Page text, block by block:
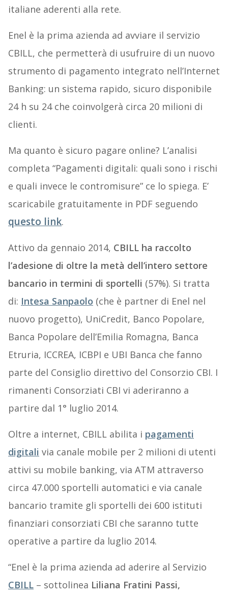
italiane aderenti alla rete.
Enel è la prima azienda ad avviare il servizio
CBILL, che permetterà di usufruire di un nuovo
strumento di pagamento integrato nell’Internet
Banking: un sistema rapido, sicuro disponibile
24 h su 24 che coinvolgerà circa 20 milioni di
clienti.
Ma quanto è sicuro pagare online? L’analisi
completa “Pagamenti digitali: quali sono i rischi
e quali invece le contromisure” ce lo spiega. E’
scaricabile gratuitamente in PDF seguendo
questo link.
Attivo da gennaio 2014, CBILL ha raccolto
l’adesione di oltre la metà dell’intero settore
bancario in termini di sportelli (57%). Si tratta
di: Intesa Sanpaolo (che è partner di Enel nel
nuovo progetto), UniCredit, Banco Popolare,
Banca Popolare dell’Emilia Romagna, Banca
Etruria, ICCREA, ICBPI e UBI Banca che fanno
parte del Consiglio direttivo del Consorzio CBI. I
rimanenti Consorziati CBI vi aderiranno a
partire dal 1° luglio 2014.
Oltre a internet, CBILL abilita i pagamenti
digitali via canale mobile per 2 milioni di utenti
attivi su mobile banking, via ATM attraverso
circa 47.000 sportelli automatici e via canale
bancario tramite gli sportelli dei 600 istituti
finanziari consorziati CBI che saranno tutte
operative a partire da luglio 2014.
“Enel è la prima azienda ad aderire al Servizio
CBILL– sottolinea Liliana Fratini Passi,